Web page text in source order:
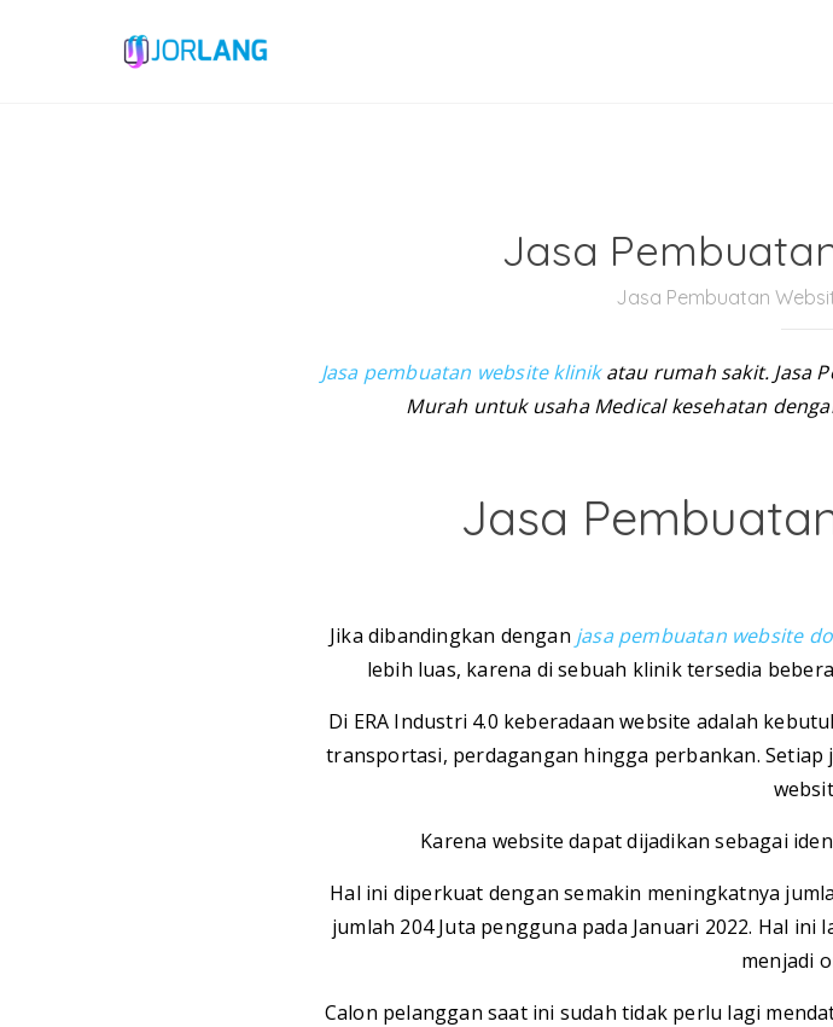
Jasa
Jasa Pembuatan
Jasa pembuatan website klinikatau rumah sakit. Jasa
Murah untuk usaha Medical kesehatan
Jasa
Jika dibandingkan dengan jasa pembuatan website
lebih luas, karena di sebuah klinik tersedia
Di ERA Industri 4.0 keberadaan website adalah
transportasi, perdagangan hingga perbankan.
Karena website dapat dijadikan sebagai
Hal ini diperkuat dengan semakin meningkatnya
jumlah 204 Juta pengguna pada Januari 2022. Hal
menjadi
Calon pelanggan saat ini sudah tidak perlu lagi